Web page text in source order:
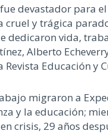
devastador para
cruel y trágica
dedicaron vida,
Alberto
Educación
migraron a
y la educación;
crisis, 29 años